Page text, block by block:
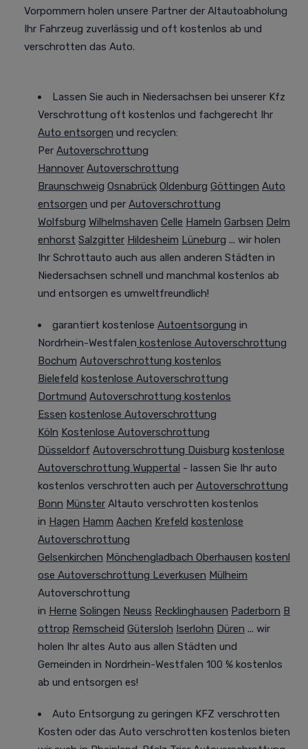
Vorpommern holen unsere Partner der Altautoabholung
Ihr Fahrzeug zuverlässig und oft kostenlos ab und
verschrotten das Auto.
Lassen Sie auch in Niedersachsen bei unserer Kfz
Verschrottung oft kostenlos und fachgerecht Ihr
Auto entsorgen und recyclen:
Per Autoverschrottung
Hannover Autoverschrottung
Braunschweig Osnabrück Oldenburg Göttingen Auto
entsorgen und per Autoverschrottung
Wolfsburg Wilhelmshaven Celle Hameln Garbsen Delm
enhorst Salzgitter Hildesheim Lüneburg ... wir holen
Ihr Schrottauto auch aus allen anderen Städten in
Niedersachsen schnell und manchmal kostenlos ab
und entsorgen es umweltfreundlich!
garantiert kostenlose Autoentsorgung in
Nordrhein-Westfalen kostenlose Autoverschrottung
Bochum Autoverschrottung kostenlos
Bielefeld kostenlose Autoverschrottung
Dortmund Autoverschrottung kostenlos
Essen kostenlose Autoverschrottung
Köln Kostenlose Autoverschrottung
Düsseldorf Autoverschrottung Duisburg kostenlose
Autoverschrottung Wuppertal - lassen Sie Ihr auto
kostenlos verschrotten auch per Autoverschrottung
Bonn Münster Altauto verschrotten kostenlos
in Hagen Hamm Aachen Krefeld kostenlose
Autoverschrottung
Gelsenkirchen Mönchengladbach Oberhausen kostenl
ose Autoverschrottung Leverkusen Mülheim
Autoverschrottung
in Herne Solingen Neuss Recklinghausen Paderborn B
ottrop Remscheid Gütersloh Iserlohn Düren ... wir
holen Ihr altes Auto aus allen Städten und
Gemeinden in Nordrhein-Westfalen 100 % kostenlos
ab und entsorgen es!
Auto Entsorgung zu geringen KFZ verschrotten
Kosten oder das Auto verschrotten kostenlos bieten